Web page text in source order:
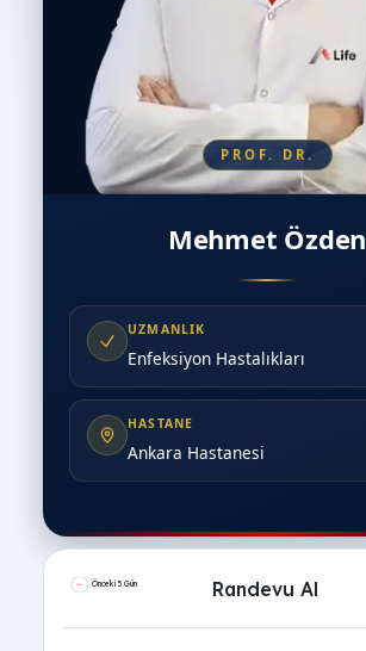
PROF. DR.
Mehmet Özden
UZMANLIK
Enfeksiyon Hastalıkları
HASTANE
Ankara Hastanesi